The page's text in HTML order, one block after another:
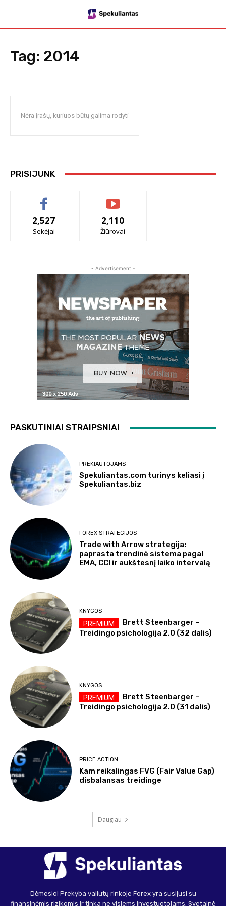
Tag: 2014
Nėra įrašų, kuriuos būtų galima rodyti
PRISIJUNK
2,527
Sekėjai
2,110
Žiūrovai
- Advertisement -
PASKUTINIAI STRAIPSNIAI
PREKIAUTOJAMS
Spekuliantas.com turinys keliasi į
Spekuliantas.biz
FOREX STRATEGIJOS
Trade with Arrow strategija:
paprasta trendinė sistema pagal
EMA, CCI ir aukštesnį laiko intervalą
KNYGOS
Brett Steenbarger –
Treidingo psichologija 2.0 (32 dalis)
KNYGOS
Brett Steenbarger –
Treidingo psichologija 2.0 (31 dalis)
PRICE ACTION
Kam reikalingas FVG (Fair Value Gap)
disbalansas treidinge
Daugiau
Dėmesio! Prekyba valiutų rinkoje Forex yra susijusi su
finansinėmis rizikomis ir tinka ne visiems investuotojams. Svetainė